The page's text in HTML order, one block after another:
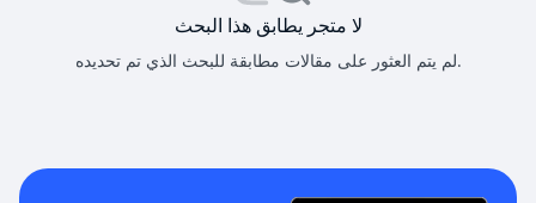
لا متجر يطابق هذا البحث
لم يتم العثور على مقالات مطابقة للبحث الذي تم تحديده.